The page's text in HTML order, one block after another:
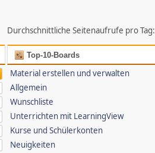
Durchschnittliche Seitenaufrufe pro Tag:
Top-10-Boards
Material erstellen und verwalten
Allgemein
Wunschliste
Unterrichten mit LearningView
Kurse und Schülerkonten
Neuigkeiten